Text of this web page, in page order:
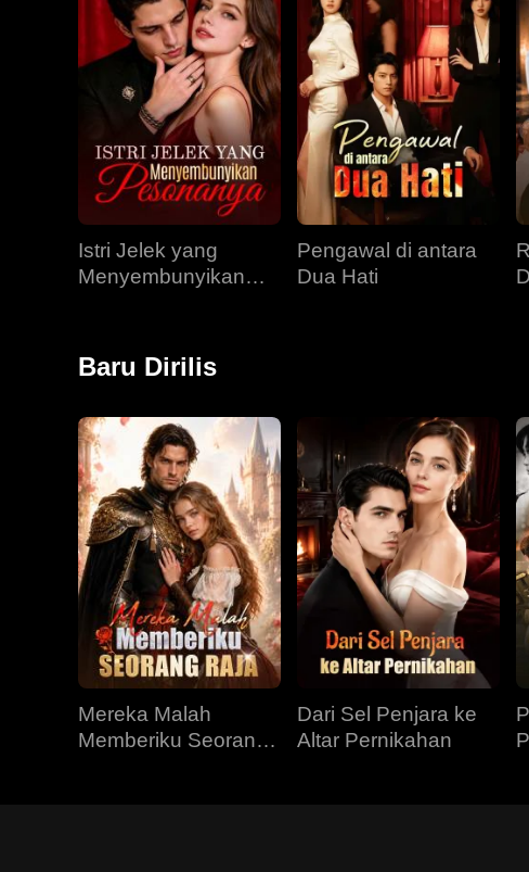
Istri Jelek yang
Menyembunyikan
Pengawal di antara
Dua Hati
Baru Dirilis
Mereka Malah
Memberiku Seorang
Dari Sel Penjara ke
Altar Pernikahan